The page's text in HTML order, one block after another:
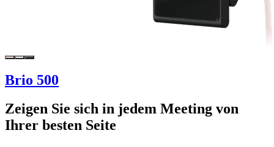
Brio 500
Zeigen Sie sich in jedem Meeting von
Ihrer besten Seite